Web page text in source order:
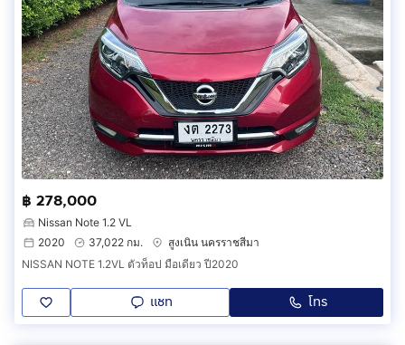
฿ 278,000
Nissan Note 1.2 VL
2020
37,022 กม.
สูงเนิน นครราชสีมา
NISSAN NOTE 1.2VL ตัวท็อป มือเดียว ปี2020
แชท โทร